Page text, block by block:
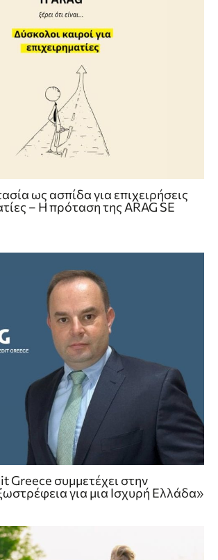
ως ασπίδα για επιχειρήσεις
– Η πρόταση της ARAG SE
Greece συμμετέχει στην
για μια Ισχυρή Ελλάδα»